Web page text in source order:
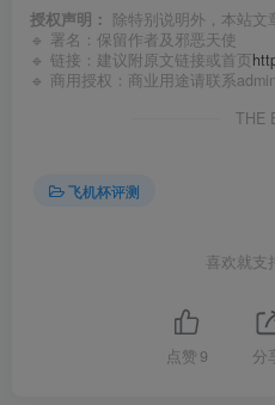
授权声明： 除特别说明外，本站文
🔹 署名：保留作者及 邪恶天使
🔹 链接：建议附原文链接或首页
🔹 商用授权：商业用途请联系
THE
飞机杯评测
喜欢就支
点赞 9 分